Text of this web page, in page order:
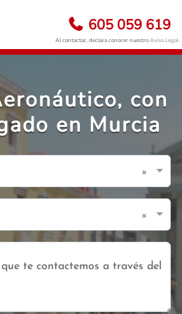
605 059 619
Al contactar, declara conocer nuestroAviso Legal
con
en Murcia
×
×